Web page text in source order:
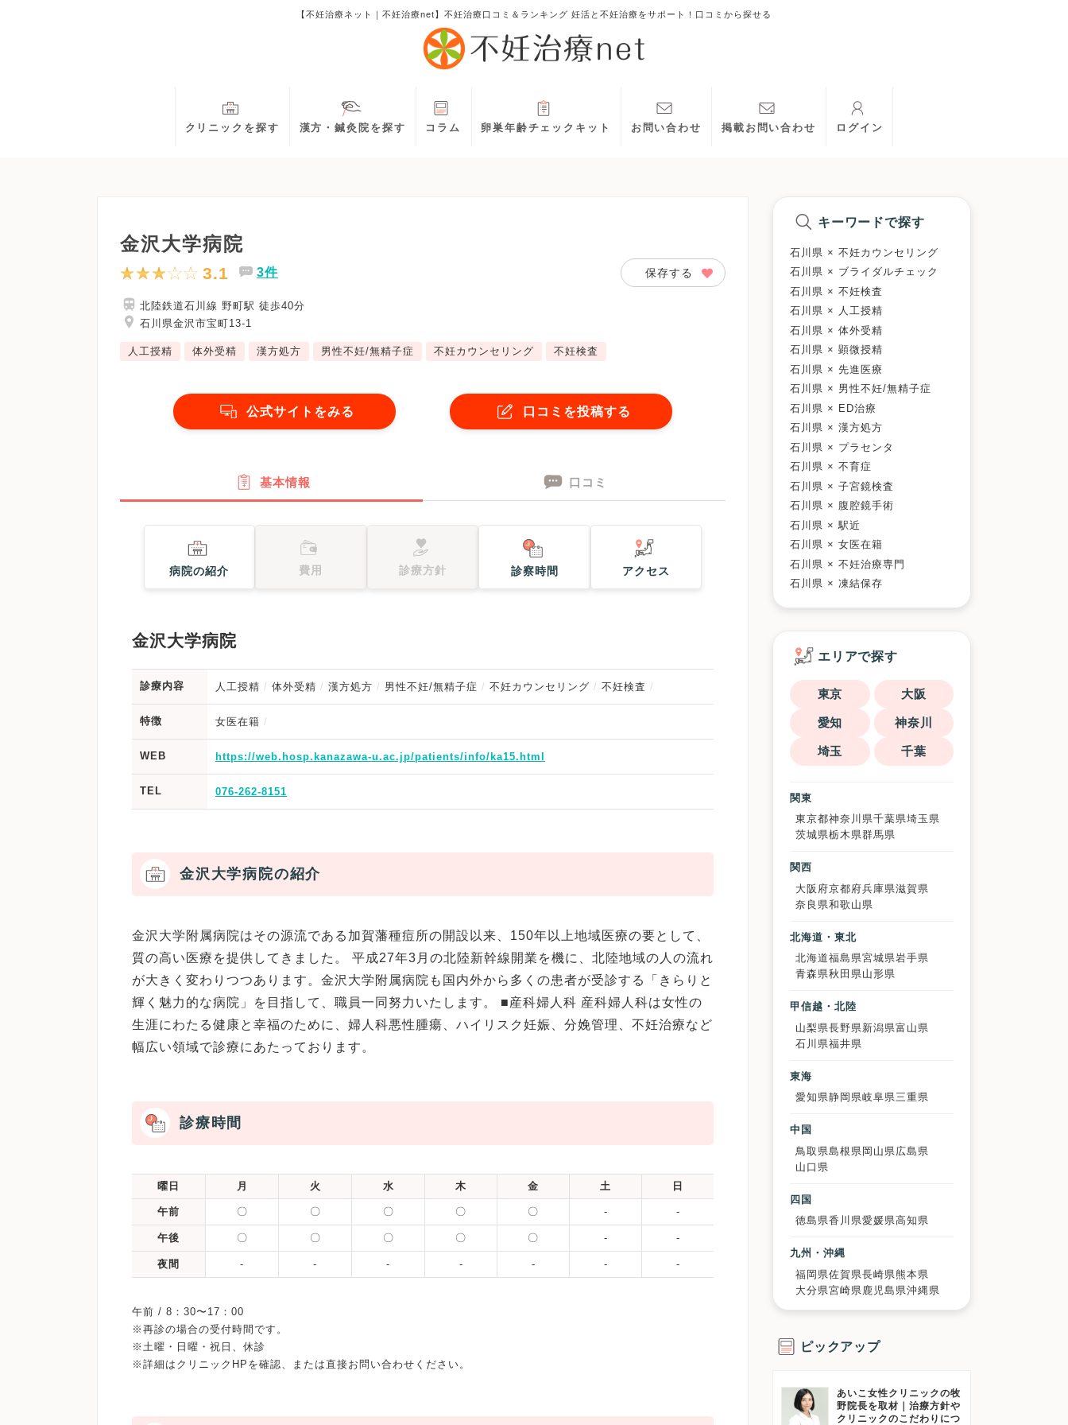
【不妊治療ネット｜不妊治療net】不妊治療口コミ＆ランキング 妊活と不妊治療をサポート！口コミから探せる
クリニックを探す 漢方・鍼灸院を探す コラム 卵巣年齢チェックキット お問い合わせ 掲載お問い合わせ ログイン
金沢大学病院
3.1 3件 保存する
北陸鉄道石川線 野町駅 徒歩40分
石川県金沢市宝町13-1
人工授精 体外受精 漢方処方 男性不妊/無精子症 不妊カウンセリング 不妊検査
公式サイトをみる 口コミを投稿する
基本情報 口コミ
病院の紹介 費用 診療方針 診察時間 アクセス
金沢大学病院
診療内容 人工授精 体外受精 漢方処方 男性不妊/無精子症 不妊カウンセリング 不妊検査
特徴 女医在籍
WEB https://web.hosp.kanazawa-u.ac.jp/patients/info/ka15.html
TEL 076-262-8151
金沢大学病院の紹介
金沢大学附属病院はその源流である加賀藩種痘所の開設以来、150年以上地域医療の要として、
質の高い医療を提供してきました。 平成27年3月の北陸新幹線開業を機に、北陸地域の人の流れ
が大きく変わりつつあります。金沢大学附属病院も国内外から多くの患者が受診する「きらりと
輝く魅力的な病院」を目指して、職員一同努力いたします。 ■産科婦人科 産科婦人科は女性の
生涯にわたる健康と幸福のために、婦人科悪性腫瘍、ハイリスク妊娠、分娩管理、不妊治療など
幅広い領域で診療にあたっております。
診療時間
曜日 月 火 水 木 金 土 日
午前 〇 〇 〇 〇 〇 - -
午後 〇 〇 〇 〇 〇 - -
夜間 - - - - - - -
午前 / 8：30〜17：00
※再診の場合の受付時間です。
※土曜・日曜・祝日、休診
キーワードで探す
石川県 × 不妊カウンセリング
石川県 × ブライダルチェック
石川県 × 不妊検査
石川県 × 人工授精
石川県 × 体外受精
石川県 × 顕微授精
石川県 × 先進医療
石川県 × 男性不妊/無精子症
石川県 × ED治療
石川県 × 漢方処方
石川県 × プラセンタ
石川県 × 不育症
石川県 × 子宮鏡検査
石川県 × 腹腔鏡手術
石川県 × 駅近
石川県 × 女医在籍
石川県 × 不妊治療専門
石川県 × 凍結保存
エリアで探す
東京 大阪
愛知 神奈川
埼玉 千葉
関東
東京都神奈川県千葉県埼玉県
茨城県栃木県群馬県
関西
大阪府京都府兵庫県滋賀県
奈良県和歌山県
北海道・東北
北海道福島県宮城県岩手県
青森県秋田県山形県
甲信越・北陸
山梨県長野県 新潟県富山県
石川県福井県
東海
愛知県静岡県岐阜県三重県
中国
鳥取県島根県 岡山県 広島県
山口県
四国
徳島県香川県愛媛県高知県
九州・沖縄
福岡県佐賀県長崎県 熊本県
大分県宮崎県 鹿児島県沖縄県
ピックアップ
あいこ女性クリニックの牧
野院長を取材｜治療方針や
クリニックのこだわりにつ